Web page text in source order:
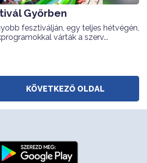
Győrben
fesztiválján, egy teljes hétvégén,
várták a szerv...
KÖVETKEZŐ OLDAL